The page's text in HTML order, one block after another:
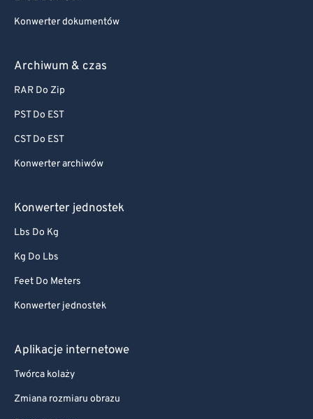
Konwerter dokumentów
Archiwum & czas
RAR Do Zip
PST Do EST
CST Do EST
Konwerter archiwów
Konwerter jednostek
Lbs Do Kg
Kg Do Lbs
Feet Do Meters
Konwerter jednostek
Aplikacje internetowe
Twórca kolaży
Zmiana rozmiaru obrazu